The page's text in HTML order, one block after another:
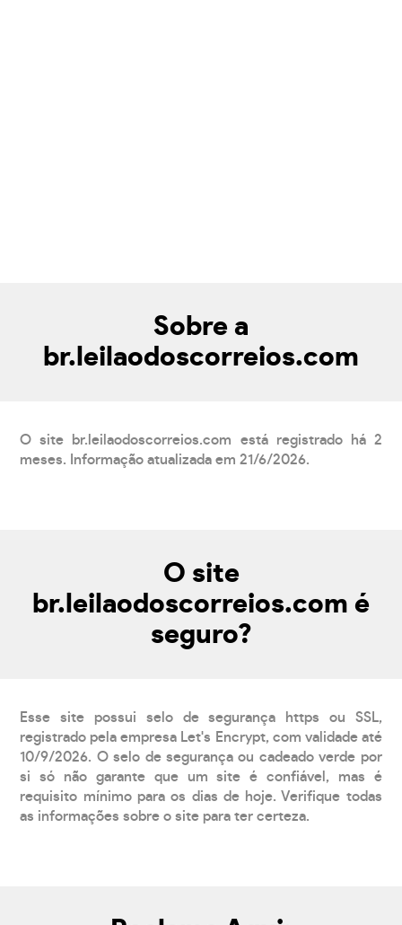
Sobre a
br.leilaodoscorreios.com
O site br.leilaodoscorreios.com está registrado há 2
meses. Informação atualizada em 21/6/2026.
O site
br.leilaodoscorreios.com é
seguro?
Esse site possui selo de segurança https ou SSL,
registrado pela empresa Let's Encrypt, com validade até
10/9/2026. O selo de segurança ou cadeado verde por
si só não garante que um site é confiável, mas é
requisito mínimo para os dias de hoje. Verifique todas
as informações sobre o site para ter certeza.